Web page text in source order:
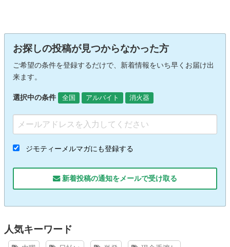
お探しの投稿が見つからなかった方
ご希望の条件を登録するだけで、新着情報をいち早くお届け出
来ます。
選択中の条件 全国 アルバイト 消火器
ジモティーメルマガにも登録する
新着投稿の通知をメールで受け取る
人気キーワード